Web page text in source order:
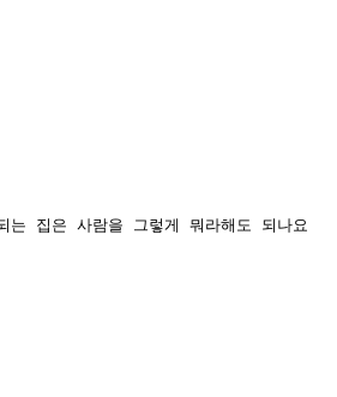
는 집은 사람을 그렇게 뭐라해도 되나요